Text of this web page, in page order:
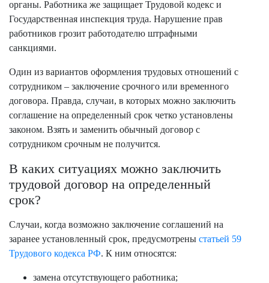
органы. Работника же защищает Трудовой кодекс и
Государственная инспекция труда. Нарушение прав
работников грозит работодателю штрафными
санкциями.
Один из вариантов оформления трудовых отношений с
сотрудником – заключение срочного или временного
договора. Правда, случаи, в которых можно заключить
соглашение на определенный срок четко установлены
законом. Взять и заменить обычный договор с
сотрудником срочным не получится.
В каких ситуациях можно заключить
трудовой договор на определенный
срок?
Случаи, когда возможно заключение соглашений на
заранее установленный срок, предусмотрены статьей 59
Трудового кодекса РФ. К ним относятся:
замена отсутствующего работника;